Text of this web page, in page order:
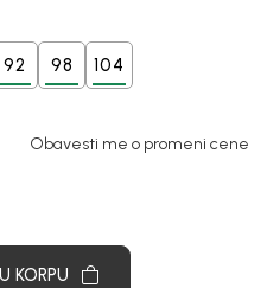
92 98 104
Obavesti me o promeni cene
KORPU